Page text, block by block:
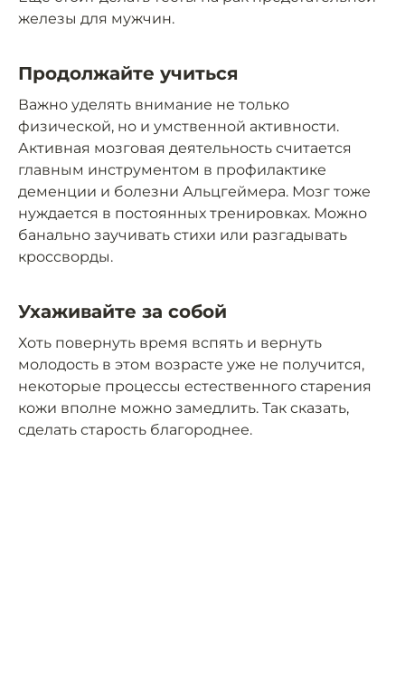
железы для мужчин.
Продолжайте учиться
Важно уделять внимание не только
физической, но и умственной активности.
Активная мозговая деятельность считается
главным инструментом в профилактике
деменции и болезни Альцгеймера. Мозг тоже
нуждается в постоянных тренировках. Можно
банально заучивать стихи или разгадывать
кроссворды.
Ухаживайте за собой
Хоть повернуть время вспять и вернуть
молодость в этом возрасте уже не получится,
некоторые процессы естественного старения
кожи вполне можно замедлить. Так сказать,
сделать старость благороднее.